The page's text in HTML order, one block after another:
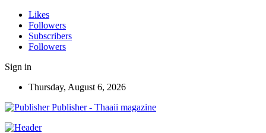
Likes
Followers
Subscribers
Followers
Sign in
Thursday, August 6, 2026
Publisher - Thaaii magazine